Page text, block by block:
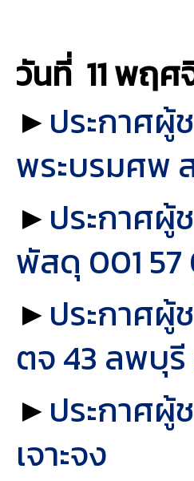
วันที่ 11 พฤศ
►ประกาศผู้
พระบรมศพ
►ประกาศผู้
พัสดุ 001 57
►ประกาศผู้
ตจ 43 ลพบุรี
►ประกาศผู้
เจาะจง